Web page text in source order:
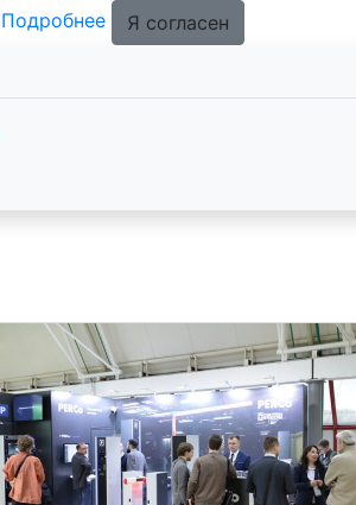
Подробнее Я согласен